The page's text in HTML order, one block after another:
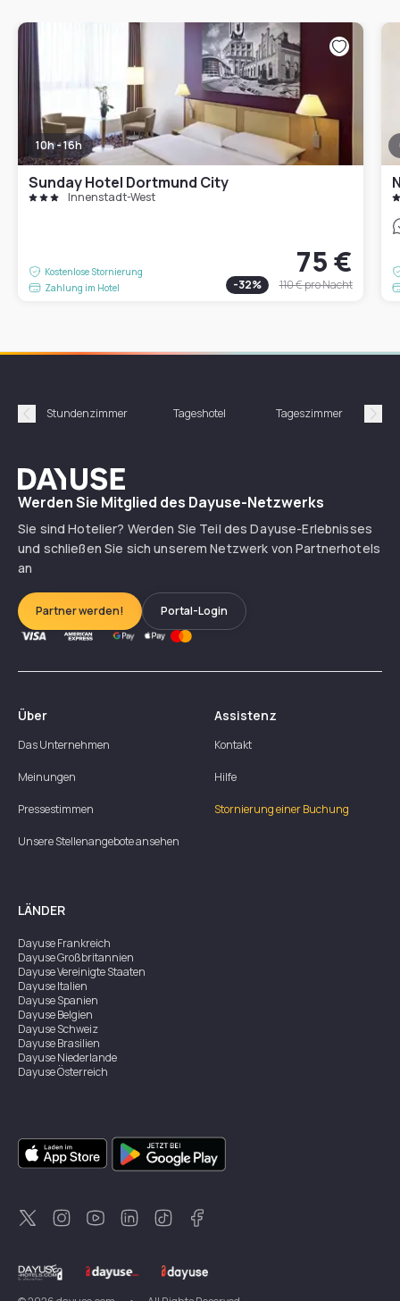
10h - 16h
Sunday Hotel Dortmund City
Innenstadt-West
Kostenlose Stornierung
Zahlung im Hotel
75 €
-32% 110 €pro Nacht
Précédent
Stundenzimmer Tageshotel Tageszimmer
Dayuse
Werden Sie Mitglied des Dayuse-Netzwerks
Sie sind Hotelier? Werden Sie Teil des Dayuse-Erlebnisses
und schließen Sie sich unserem Netzwerk von Partnerhotels
an
Partner werden! Portal-Login
Über
Das Unternehmen
Meinungen
Pressestimmen
Unsere Stellenangebote ansehen
Assistenz
Kontakt
Hilfe
Stornierung einer Buchung
LÄNDER
DayuseFrankreich
DayuseGroßbritannien
DayuseVereinigte Staaten
DayuseItalien
DayuseSpanien
DayuseBelgien
DayuseSchweiz
DayuseBrasilien
DayuseNiederlande
DayuseÖsterreich
DayuseSingapur
DayuseZweden
DayuseThailand
DayuseNeuseeland
DayuseTürkei